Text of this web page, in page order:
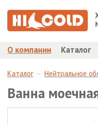
О компании Каталог
Каталог Нейтральное
Ванна